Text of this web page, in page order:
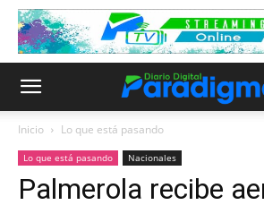
Inicio Lo que está pasando
Lo que está pasando Nacionales
Palmerola recibe